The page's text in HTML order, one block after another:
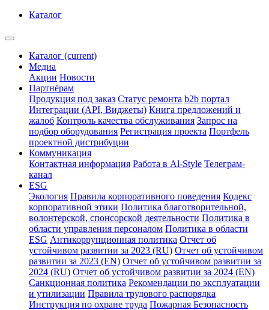
Каталог
Каталог (current)
Медиа
Акции Новости
Партнёрам
Продукция под заказ Статус ремонта b2b портал
Интеграции (API, Виджеты) Книга предложений и
жалоб Контроль качества обслуживания Запрос на
подбор оборудования Регистрация проекта Портфель
проектной дистрибуции
Коммуникация
Контактная информация Работа в Al-Style Телеграм-
канал
ESG
Экология Правила корпоративного поведения Кодекс
корпоративной этики Политика благотворительной,
волонтерской, спонсорской деятельности Политика в
области управления персоналом Политика в области
ESG Антикоррупционная политика Отчет об
устойчивом развитии за 2023 (RU) Отчет об устойчивом
развитии за 2023 (EN) Отчет об устойчивом развитии за
2024 (RU) Отчет об устойчивом развитии за 2024 (EN)
Санкционная политика Рекомендации по эксплуатации
и утилизации Правила трудового распорядка
Инструкция по охране труда Пожарная Безопасность